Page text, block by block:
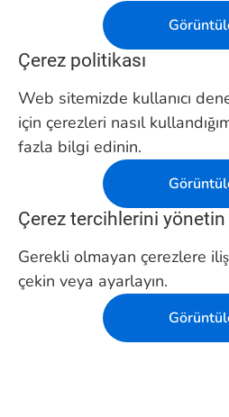
Çerez politikası
Web sitemizde kullanıcı
için çerezleri nasıl
fazla bilgi edinin.
Çerez tercihlerini yönetin
Gerekli olmayan çerezlere
çekin veya ayarlayın.